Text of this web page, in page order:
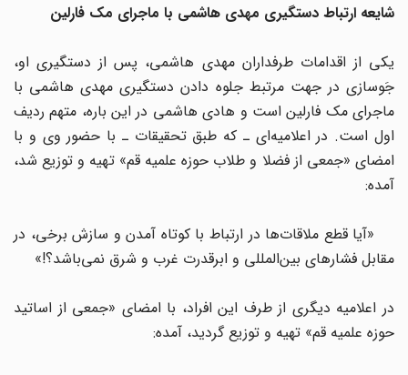
شایعه ارتباط دستگیری مهدی هاشمی با ماجرای مک فارلین
یکی از اقدامات طرفداران مهدی هاشمی، پس از دستگیری او،
جَوسازی در جهت مرتبط جلوه دادن دستگیری مهدی هاشمی با
ماجرای مک فارلین است و هادی هاشمی در این باره، متهم ردیف
اول است. در اعلامیه‌ای ـ که طبق تحقیقات ـ با حضور وی و با
امضای «جمعی از فضلا و طلاب حوزه علمیه قم» تهیه و توزیع شد،
آمده:
«آیا قطع ملاقات‌ها در ارتباط با کوتاه آمدن و سازش برخی، در
مقابل فشارهای بین‌المللی و ابرقدرت‌ غرب و شرق نمی‌باشد؟!»
در اعلامیه دیگری از طرف این افراد، با امضای «جمعی از اساتید
حوزه علمیه قم» تهیه و توزیع گردید، آمده: